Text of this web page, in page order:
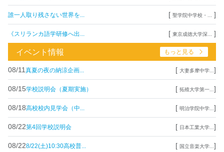
誰一人取り残さない世界を... [ 聖学院中学校・... ]
《スリランカ語学研修へ出... [ 東京成徳大学深... ]
イベント情報 もっと見る
08/11 真夏の夜の納涼企画... [ 大妻多摩中学... ]
08/15学校説明会（夏期実施） [ 拓殖大学第一... ]
08/18高校校内見学会（中... [ 明治学院中学... ]
08/22第4回学校説明会 [ 日本工業大学... ]
08/228/22(土)10:30高校普... [ 国立音楽大学... ]